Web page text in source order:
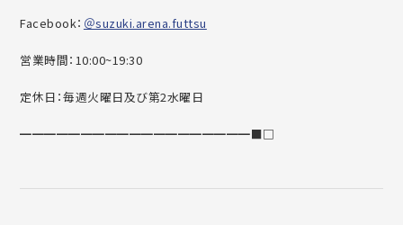
Facebook： ＠suzuki.arena.futtsu
営業時間：10:00~19:30
定休日：毎週火曜日及び第2水曜日
━━━━━━━━━━━━━━━━━━━■□